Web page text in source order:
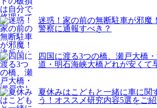
迷惑！家の前の無断駐車が邪魔
警察に通報すべき？
四国に渡る3つの橋、瀬戸大橋
道・明石海峡大橋どれが安くて
夏休みはこどもと一緒に車に関
う！オススメ研究内容5選をご